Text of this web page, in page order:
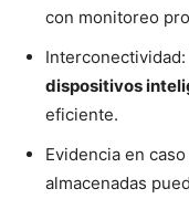
con monitoreo
Interconectividad:
dispositivos
eficiente.
Evidencia en
almacenadas